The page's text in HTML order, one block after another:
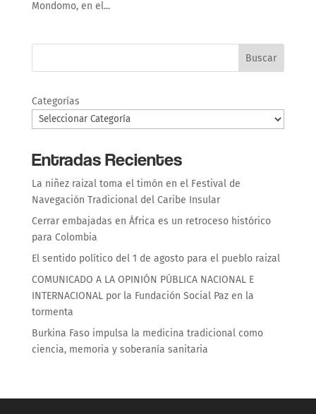
Mondomo, en el...
Buscar
Categorías
Entradas Recientes
La niñez raizal toma el timón en el Festival de
Navegación Tradicional del Caribe Insular
Cerrar embajadas en África es un retroceso histórico
para Colombia
El sentido político del 1 de agosto para el pueblo raizal
COMUNICADO A LA OPINIÓN PÚBLICA NACIONAL E
INTERNACIONAL por la Fundación Social Paz en la
tormenta
Burkina Faso impulsa la medicina tradicional como
ciencia, memoria y soberanía sanitaria